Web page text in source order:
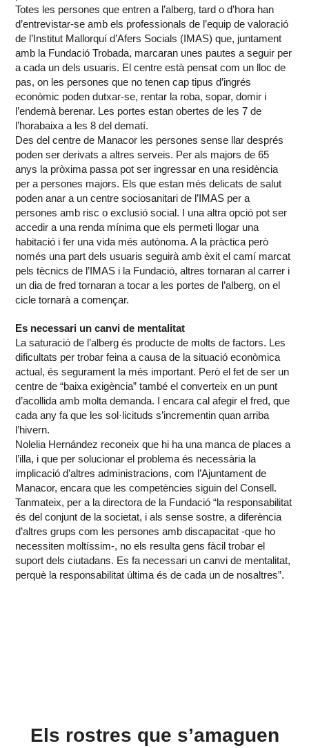
Totes les persones que entren a l’alberg, tard o d’hora han
d’entrevistar-se amb els professionals de l’equip de valoració
de l’Institut Mallorquí d’Afers Socials (IMAS) que, juntament
amb la Fundació Trobada, marcaran unes pautes a seguir per
a cada un dels usuaris. El centre està pensat com un lloc de
pas, on les persones que no tenen cap tipus d’ingrés
econòmic poden dutxar-se, rentar la roba, sopar, domir i
l’endemà berenar. Les portes estan obertes de les 7 de
l’horabaixa a les 8 del dematí.
Des del centre de Manacor les persones sense llar després
poden ser derivats a altres serveis. Per als majors de 65
anys la pròxima passa pot ser ingressar en una residència
per a persones majors. Els que estan més delicats de salut
poden anar a un centre sociosanitari de l’IMAS per a
persones amb risc o exclusió social. I una altra opció pot ser
accedir a una renda mínima que els permeti llogar una
habitació i fer una vida més autònoma. A la pràctica però
només una part dels usuaris seguirà amb èxit el camí marcat
pels tècnics de l’IMAS i la Fundació, altres tornaran al carrer i
un dia de fred tornaran a tocar a les portes de l’alberg, on el
cicle tornarà a començar.
Es necessari un canvi de mentalitat
La saturació de l’alberg és producte de molts de factors. Les
dificultats per trobar feina a causa de la situació econòmica
actual, és segurament la més important. Però el fet de ser un
centre de “baixa exigència” també el converteix en un punt
d’acollida amb molta demanda. I encara cal afegir el fred, que
cada any fa que les sol·licituds s’incrementin quan arriba
l’hivern.
Nolelia Hernández reconeix que hi ha una manca de places a
l’illa, i que per solucionar el problema és necessària la
implicació d’altres administracions, com l’Ajuntament de
Manacor, encara que les competències siguin del Consell.
Tanmateix, per a la directora de la Fundació “la responsabilitat
és del conjunt de la societat, i als sense sostre, a diferència
d’altres grups com les persones amb discapacitat -que ho
necessiten moltíssim-, no els resulta gens fàcil trobar el
suport dels ciutadans. Es fa necessari un canvi de mentalitat,
perquè la responsabilitat última és de cada un de nosaltres”.
Els rostres que s’amaguen